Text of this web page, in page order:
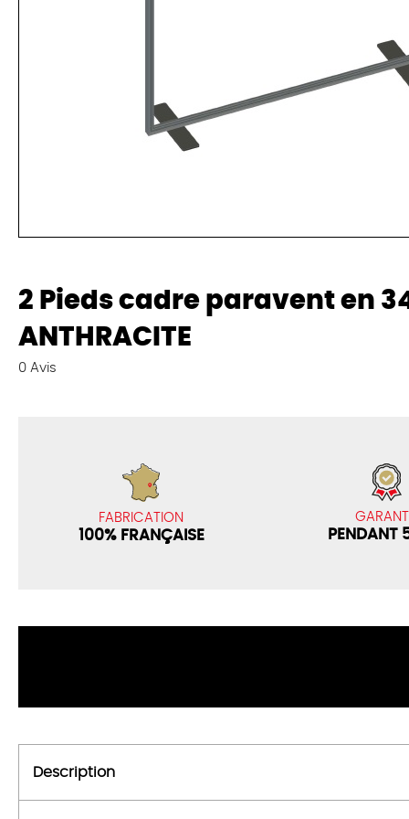
2 Pieds cadre paravent en
ANTHRACITE
0 Avis
FABRICATION
100% FRANÇAISE PENDANT
Description